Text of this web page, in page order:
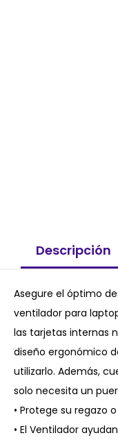
Descripción
Asegure el óptimo
ventilador para
las tarjetas internas
diseño ergonómico
utilizarlo. Además,
solo necesita un
• Protege su regazo
• El Ventilador